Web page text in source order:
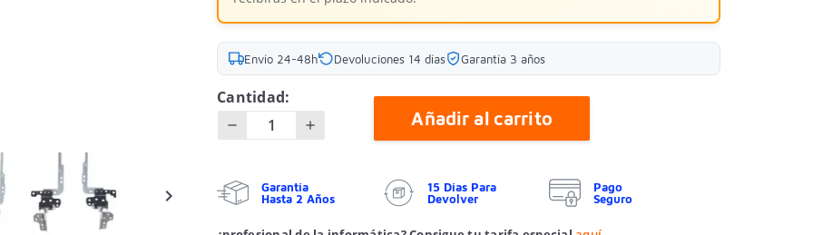

Envío 24-48h Devoluciones 14 días Garantía 3 años
Cantidad:
Añadir al carrito
Garantía
Hasta 2 Años
15 Días Para
Devolver
Pago
Seguro